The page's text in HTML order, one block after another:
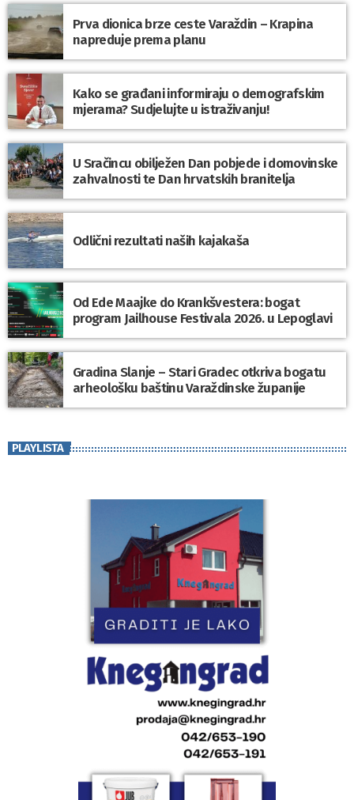
Prva dionica brze ceste Varaždin – Krapina
napreduje prema planu
Kako se građani informiraju o demografskim
mjerama? Sudjelujte u istraživanju!
U Sračincu obilježen Dan pobjede i domovinske
zahvalnosti te Dan hrvatskih branitelja
Odlični rezultati naših kajakaša
Od Ede Maajke do Krankšvestera: bogat
program Jailhouse Festivala 2026. u Lepoglavi
Gradina Slanje – Stari Gradec otkriva bogatu
arheološku baštinu Varaždinske županije
PLAYLISTA